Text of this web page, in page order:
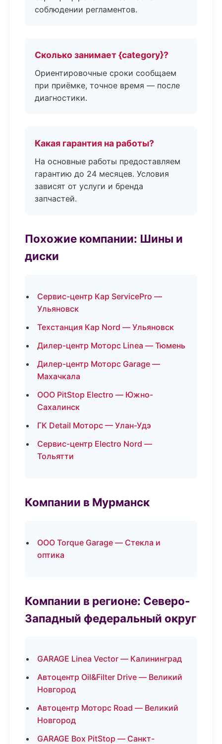
соблюдении регламентов.
Сколько занимает {category}?
Ориентировочные сроки сообщаем
при приёмке, точное время — после
диагностики.
Какая гарантия на работы?
На основные работы предоставляем
гарантию до 24 месяцев. Условия
зависят от услуги и бренда
запчастей.
Похожие компании: Шины и
диски
Сервис-центр Кар ServicePro —
Ульяновск
Техстанция Кар Nord — Ульяновск
Дилер-центр Моторс Linea — Тюмень
Дилер-центр Моторс Garage —
Махачкала
ООО PitStop Electro — Южно-
Сахалинск
ГК Detail Моторс — Улан-Удэ
Сервис-центр Electro Nord —
Тольятти
Компании в Мурманск
ООО Torque Garage — Стекла и
оптика
Компании в регионе: Северо-
Западный федеральный округ
GARAGE Linea Vector — Калининград
Автоцентр Oil&Filter Drive — Великий
Новгород
Автоцентр Моторс Road — Великий
Новгород
GARAGE Box PitStop — Санкт-